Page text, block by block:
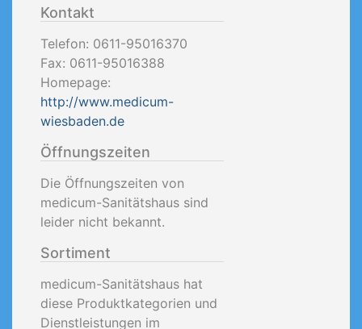
Kontakt
Telefon: 0611-95016370
Fax: 0611-95016388
Homepage:
http://www.medicum-
wiesbaden.de
Öffnungszeiten
Die Öffnungszeiten von
medicum-Sanitätshaus sind
leider nicht bekannt.
Sortiment
medicum-Sanitätshaus hat
diese Produktkategorien und
Dienstleistungen im